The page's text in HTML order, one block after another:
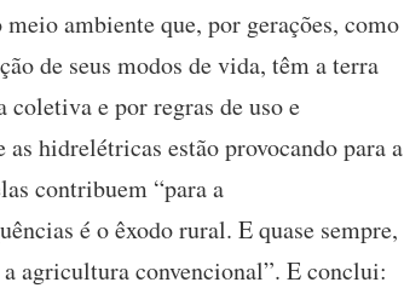
ambiente que, por gerações, como
de seus modos de vida, têm a terra
e por regras de uso e
hidrelétricas estão provocando para a
contribuem “para a
é o êxodo rural. E quase sempre,
agricultura convencional”. E conclui: